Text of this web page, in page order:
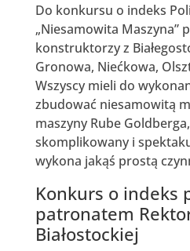
Do konkursu o indeks
„Niesamowita Maszyna”
konstruktorzy z
Gronowa, Niećkowa,
Wszyscy mieli do
zbudować niesamowitą
maszyny Rube
skomplikowany i
wykona jakąś prostą
Konkurs o indeks
patronatem
Białostockiej